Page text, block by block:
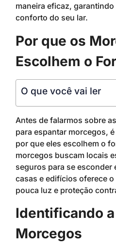
maneira eficaz, garantindo
conforto do seu lar.
Por que os
Escolhem o
O que você vai ler
Antes de falarmos sobre
para espantar morcegos,
por que eles escolhem o
morcegos buscam locais
seguros para se esconder
casas e edifícios oferece
pouca luz e proteção
Identificando
Morcegos